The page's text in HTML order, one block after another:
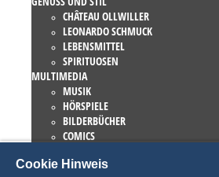
CHÂTEAU OLLWILLER
LEONARDO SCHMUCK
LEBENSMITTEL
SPIRITUOSEN
MULTIMEDIA
MUSIK
HÖRSPIELE
BILDERBÜCHER
COMICS
EUROPA-PARK BÜCHER
Cookie Hinweis